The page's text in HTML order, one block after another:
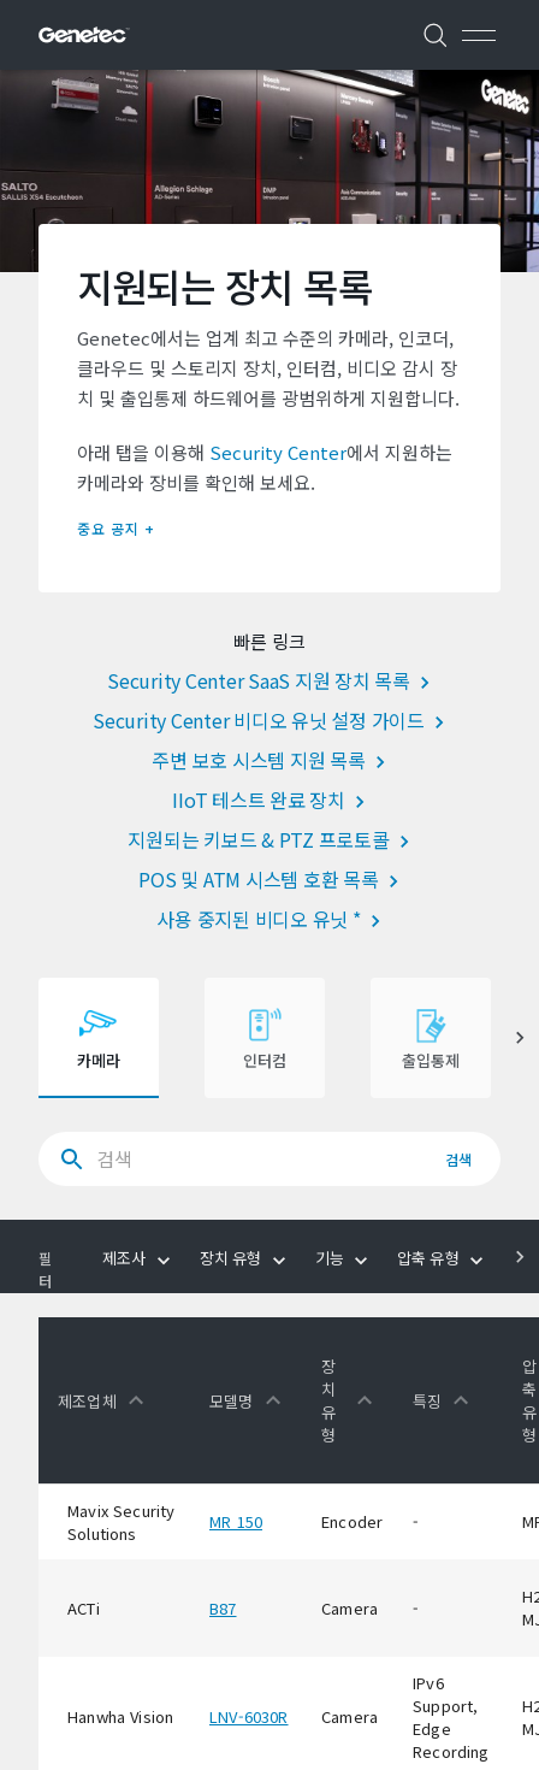
지원되는 장치 목록
Genetec에서는 업계 최고 수준의 카메라, 인코더,
클라우드 및 스토리지 장치, 인터컴, 비디오 감시 장
치 및 출입통제 하드웨어를 광범위하게 지원합니다.
아래 탭을 이용해 Security Center에서 지원하는
카메라와 장비를 확인해 보세요.
중요 공지 +
빠른 링크
Security Center SaaS 지원 장치 목록
Security Center 비디오 유닛 설정 가이드
주변 보호 시스템 지원 목록
IIoT 테스트 완료 장치
지원되는 키보드 & PTZ 프로토콜
POS 및 ATM 시스템 호환 목록
사용 중지된 비디오 유닛 *
카메라 인터컴 출입통제
검색
필
터
제조사 장치 유형 기능 압축 유형 음
제조업체 모델명
장
치
유
형
특징
압
축
유
형
Mavix Security
Solutions
MR 150 Encoder -
ACTi B87 Camera -
Hanwha Vision LNV-6030R Camera
IPv6
Support,
Edge
Recording